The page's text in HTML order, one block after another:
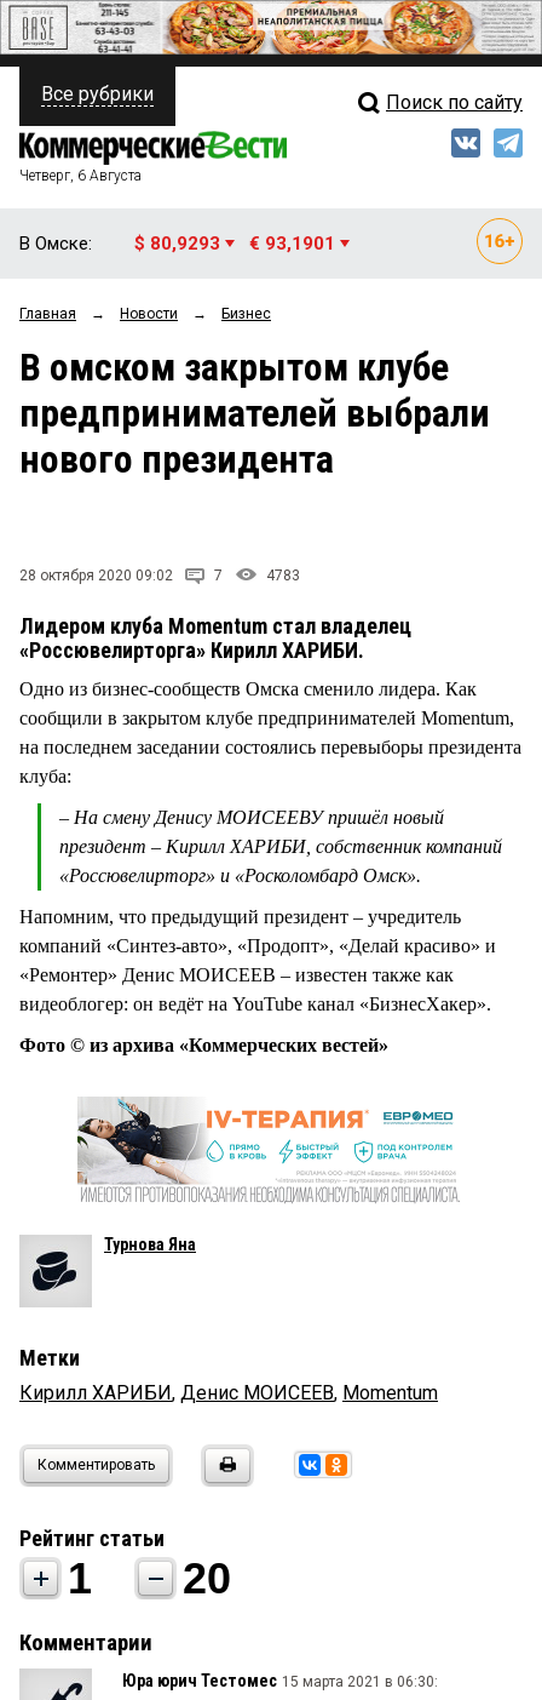
ПОЛИТИКА
ФИНАНСЫ
ОБЩЕСТВО
ЗАКОН
НОВОСТИ КОМПАНИЙ
Свежий выпуск
Рейтинги
Блоги
Архив
Все рубрики Поиск по сайту
Четверг, 6 Августа
В Омске: $ 80,9293 € 93,1901
Главная → Новости → Бизнес
В омском закрытом клубе
предпринимателей выбрали
нового президента
28 октября 2020 09:02 7 4783
Лидером клуба Momentum стал владелец
«Россювелирторга» Кирилл ХАРИБИ.
Одно из бизнес-сообществ Омска сменило лидера. Как
сообщили в закрытом клубе предпринимателей Momentum,
на последнем заседании состоялись перевыборы президента
клуба:
– На смену Денису МОИСЕЕВУ пришёл новый
президент – Кирилл ХАРИБИ, собственник компаний
«Россювелирторг» и «Росколомбард Омск».
Напомним, что предыдущий президент – учредитель
компаний «Синтез-авто», «Продопт», «Делай красиво» и
«Ремонтер» Денис МОИСЕЕВ – известен также как
видеоблогер: он ведёт на YouTube канал «БизнесХакер».
Фото © из архива «Коммерческих вестей»
Турнова Яна
Метки
Кирилл ХАРИБИ, Денис МОИСЕЕВ, Momentum
Комментировать
Рейтинг статьи
1 20
Комментарии
Юра юрич Тестомес 15 марта 2021 в 06:30: